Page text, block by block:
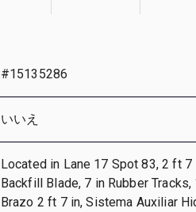
#15135286
いいえ
Located in Lane 17 Spot 83, 2 ft
Backfill Blade, 7 in Rubber
Brazo 2 ft 7 in, Sistema Auxiliar